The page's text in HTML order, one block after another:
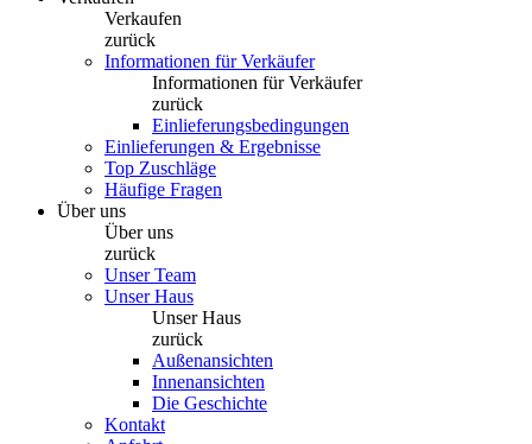
Verkaufen
zurück
Informationen für Verkäufer
Informationen für Verkäufer
zurück
Einlieferungsbedingungen
Einlieferungen & Ergebnisse
Top Zuschläge
Häufige Fragen
Über uns
Über uns
zurück
Unser Team
Unser Haus
Unser Haus
zurück
Außenansichten
Innenansichten
Die Geschichte
Kontakt